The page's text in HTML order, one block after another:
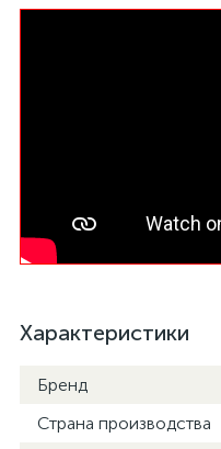
Характеристики
Бренд
Страна производства